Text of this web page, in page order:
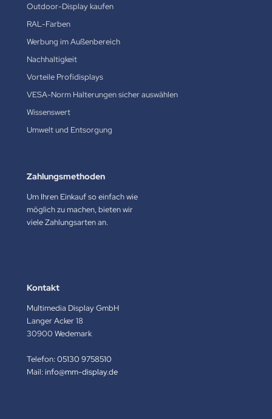
Outdoor-Display kaufen
RAL-Farben
Werbung im Außenbereich
Nachhaltigkeit
Vorteile Profidisplays
VESA-Norm Halterungen sicher auswählen
Wissenswert
Umwelt und Entsorgung
Zahlungsmethoden
Um Ihren Einkauf so einfach wie
möglich zu machen, bieten wir
viele Zahlungsarten an.
Kontakt
Multimedia Display GmbH
Langer Acker 18
30900 Wedemark
Telefon:05130 9758510
Mail:info@mm-display.de